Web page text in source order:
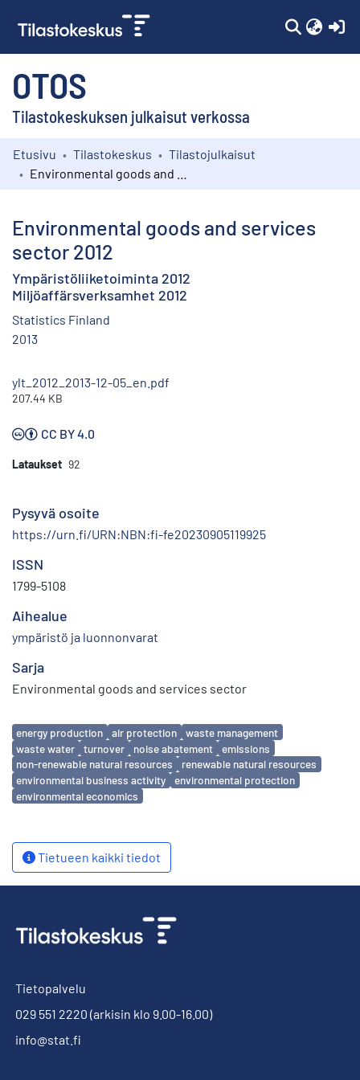
OTOS
Tilastokeskuksen julkaisut verkossa
Kokoelmat
Etusivu Tilastokeskus
Tilastojulkaisut
Environmental goods and services
sector 2012
Ympäristöliiketoiminta 2012
Miljöaffärsverksamhet 2012
Statistics Finland
2013
ylt_2012_2013-12-05_en.pdf
207.44 KB
CC BY 4.0
Lataukset 92
Pysyvä osoite
https://urn.fi/URN:NBN:fi-fe20230905119925
ISSN
1799-5108
Aihealue
ympäristö ja luonnonvarat
Sarja
Environmental goods and services sector
Avainsanat
energy production air protection
waste management
waste water
turnover noise abatement
emissions
non-renewable natural resources
renewable natural resources
environmental business activity
environmental protection
environmental economics
Tietueen kaikki tiedot
Tietopalvelu
029 551 2220 (arkisin klo 9.00-16.00)
info@stat.fi